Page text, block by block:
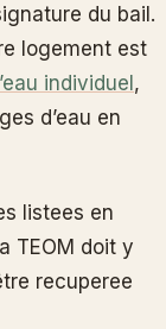
du bail.
logement est
individuel,
d’eau en
listees en
TEOM doit y
recuperee